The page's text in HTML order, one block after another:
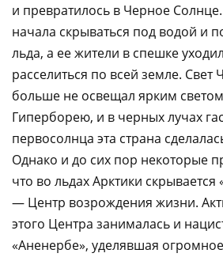
и превратилось в Черное
начала скрываться под водой и
льда, а ее жители в спешке
расселиться по всей земле. Свет
больше не освещал ярким
Гиперборею, и в черных лучах
первосолнца эта страна
Однако и до сих пор некоторые
что во льдах Арктики скрывается
— Центр возрождения жизни.
этого Центра занималась и
«Аненербе», уделявшая